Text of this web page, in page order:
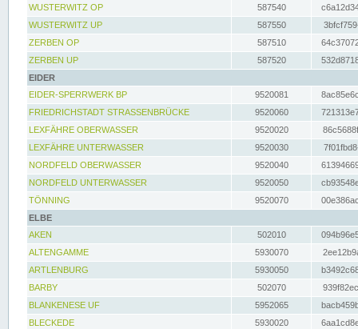
WUSTERWITZ OP
587540
WUSTERWITZ UP
587550
ZERBEN OP
587510
ZERBEN UP
587520
EIDER
EIDER-SPERRWERK BP
9520081
FRIEDRICHSTADT STRASSENBRÜCKE
9520060
LEXFÄHRE OBERWASSER
9520020
LEXFÄHRE UNTERWASSER
9520030
NORDFELD OBERWASSER
9520040
NORDFELD UNTERWASSER
9520050
TÖNNING
9520070
ELBE
AKEN
502010
ALTENGAMME
5930070
ARTLENBURG
5930050
BARBY
502070
BLANKENESE UF
5952065
BLECKEDE
5930020